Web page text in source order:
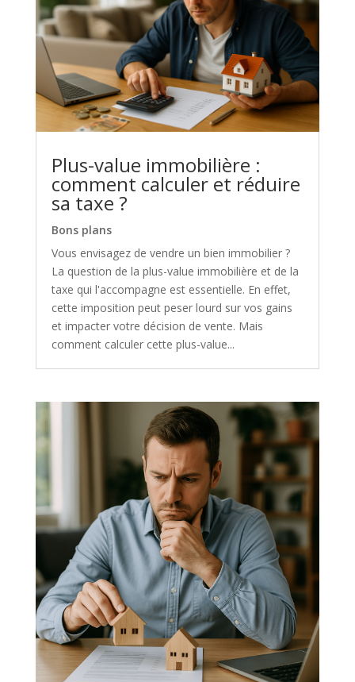
Plus-value immobilière :
comment calculer et réduire
sa taxe ?
Bons plans
Vous envisagez de vendre un bien immobilier ?
La question de la plus-value immobilière et de la
taxe qui l'accompagne est essentielle. En effet,
cette imposition peut peser lourd sur vos gains
et impacter votre décision de vente. Mais
comment calculer cette plus-value...